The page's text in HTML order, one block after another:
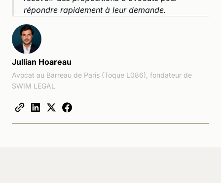
répondre rapidement à leur demande.
Jullian Hoareau
Avocat au Barreau de Paris (Toque L086), fondateur de
SWIM LEGAL